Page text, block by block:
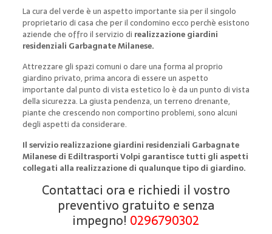
La cura del verde è un aspetto importante sia per il singolo
proprietario di casa che per il condomino ecco perchè esistono
aziende che offro il servizio di realizzazione giardini
residenziali Garbagnate Milanese.
Attrezzare gli spazi comuni o dare una forma al proprio
giardino privato, prima ancora di essere un aspetto
importante dal punto di vista estetico lo è da un punto di vista
della sicurezza. La giusta pendenza, un terreno drenante,
piante che crescendo non comportino problemi, sono alcuni
degli aspetti da considerare.
Il servizio realizzazione giardini residenziali Garbagnate
Milanese di Ediltrasporti Volpi garantisce tutti gli aspetti
collegati alla realizzazione di qualunque tipo di giardino.
Contattaci ora e richiedi il vostro
preventivo gratuito e senza
impegno! 0296790302